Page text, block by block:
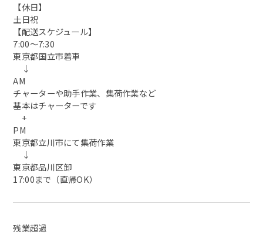
【休日】
土日祝
【配送スケジュール】
7:00〜7:30
東京都国立市着車
↓
AM
チャーターや助手作業、集荷作業など
基本はチャーターです
+
PM
東京都立川市にて集荷作業
↓
東京都品川区卸
17:00まで（直帰OK）
残業超過